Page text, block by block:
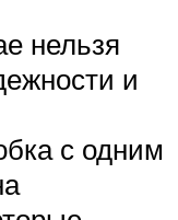
нельзя
и
с одним